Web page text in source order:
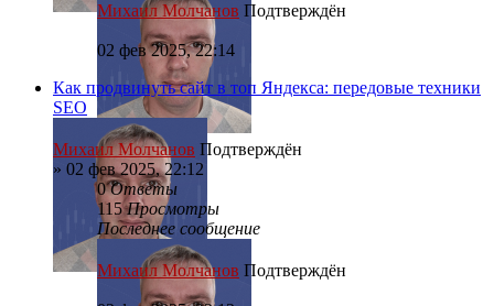
Михаил Молчанов Подтверждён
02 фев 2025, 22:14
Как продвинуть сайт в топ Яндекса: передовые техники
SEO
Михаил Молчанов Подтверждён
» 02 фев 2025, 22:12
0Ответы
115Просмотры
Последнее сообщение
Михаил Молчанов Подтверждён